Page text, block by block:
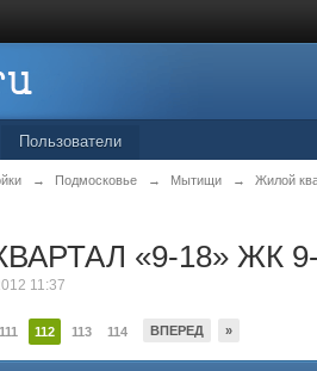
Пользователи
→ Подмосковье → Мытищи → Жилой
«9-18» ЖК
11:37
111 112 113 114 ВПЕРЕД »